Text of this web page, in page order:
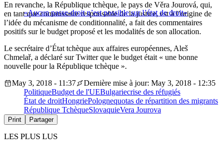
«Aucun passe-droit n’est possible sur l’état de droit»
En revanche, la République tchèque, le pays de Věra Jourová, qui,
en tant que commissaire responsable de la justice, est à l’origine de
l’idée du mécanisme de conditionnalité, a fait des commentaires
positifs sur le budget proposé et les modalités de son allocation.
Le secrétaire d’État tchèque aux affaires européennes, Aleš
Chmelař, a déclaré sur Twitter que le budget était « une bonne
nouvelle pour la République tchèque ».
May 3, 2018 - 11:37
Dernière mise à jour: May 3, 2018 - 12:35
PolitiqueBudget de l'UEBulgariecrise des réfugiés
État de droitHongriePolognequotas de répartition des migrants
République TchèqueSlovaquieVera Jourova
Print Partager
LES PLUS LUS